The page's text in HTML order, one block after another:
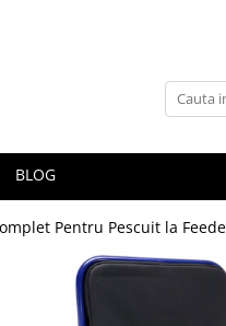
BLOG
Pentru Pescuit la